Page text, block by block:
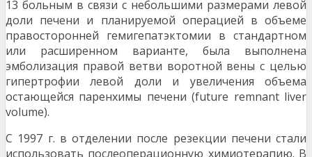
13 больным в связи с небольшими размерами левой
доли печени и планируемой операцией в объеме
правосторонней гемиге­патэктомии в стандартном
или расширенном ва­рианте, была выполнена
эмболизация правой ветви воротной вены с целью
гипертрофии левой доли и увеличения объема
остающейся паренхи­мы печени (future remnant liver
volume).
С 1997 г. в отделении после резекции пе­чени стали
использовать послеоперационную хи­миотерапию. В